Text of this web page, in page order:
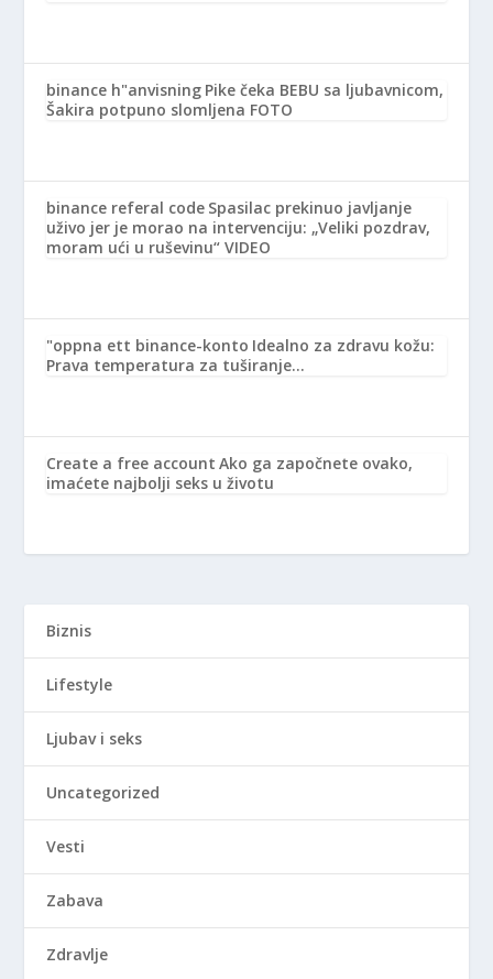
binance h"anvisning Pike čeka BEBU sa ljubavnicom,
Šakira potpuno slomljena FOTO
binance referal code Spasilac prekinuo javljanje
uživo jer je morao na intervenciju: „Veliki pozdrav,
moram ući u ruševinu“ VIDEO
"oppna ett binance-konto Idealno za zdravu kožu:
Prava temperatura za tuširanje…
Create a free account Ako ga započnete ovako,
imaćete najbolji seks u životu
Biznis
Lifestyle
Ljubav i seks
Uncategorized
Vesti
Zabava
Zdravlje